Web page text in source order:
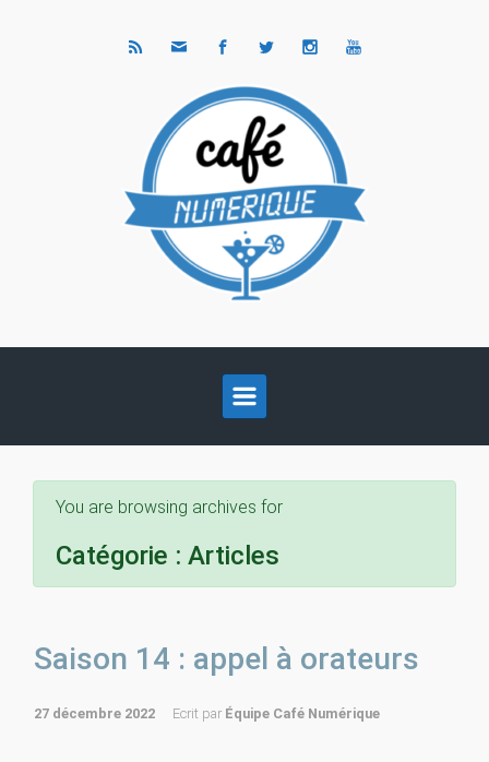
You are browsing archives for
Catégorie : Articles
Saison 14 : appel à orateurs
27 décembre 2022 Ecrit par Équipe Café Numérique